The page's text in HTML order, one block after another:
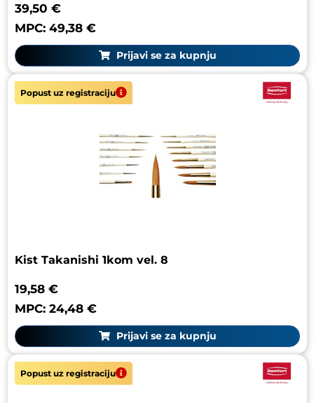
39,50 €
MPC: 49,38 €
Prijavi se za kupnju
Popust uz registraciju
Kist Takanishi 1kom vel. 8
19,58 €
MPC: 24,48 €
Prijavi se za kupnju
Popust uz registraciju